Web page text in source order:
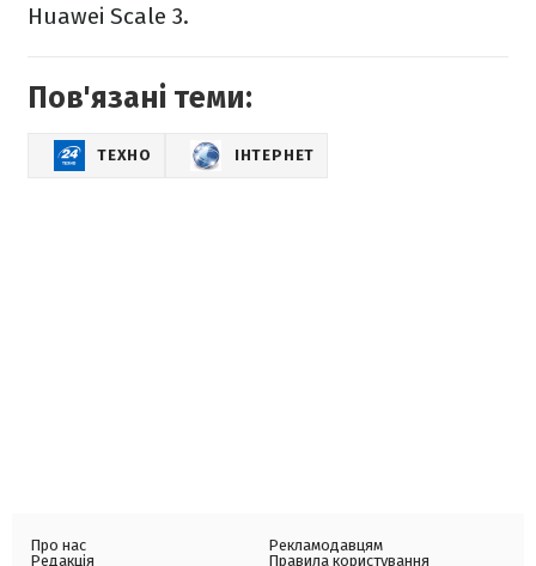
Huawei Scale 3.
Пов'язані теми:
ТЕХНО ІНТЕРНЕТ
Про нас
Редакція
Рекламодавцям
Правила користування